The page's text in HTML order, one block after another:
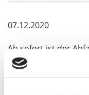
07.12.2020
Ab sofort ist der
Bürgerämtern und
Kreisverwaltung, in